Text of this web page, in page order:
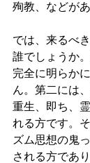
殉教、などが
では、来るべ
誰でしょうか
完全に明らか
ん。第二には
重生、即ち、
れる方です。
ズム思想の鬼
される方であ